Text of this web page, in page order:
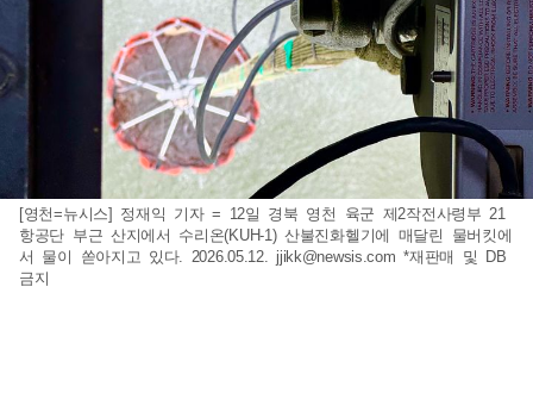
[영천=뉴시스] 정재익 기자 = 12일 경북 영천 육군 제2작전사령부 21
항공단 부근 산지에서 수리온(KUH-1) 산불진화헬기에 매달린 물버킷에
서 물이 쏟아지고 있다. 2026.05.12. jjikk@newsis.com *재판매 및 DB
금지